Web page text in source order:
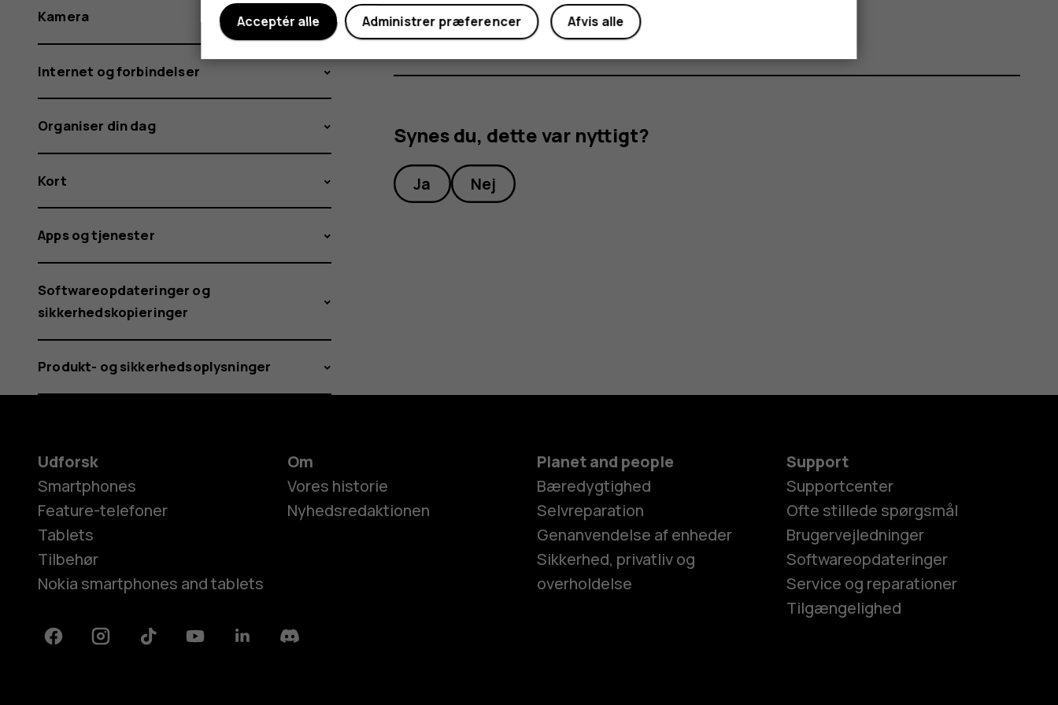
Synes du, dette var nyttigt?
Ja Nej
Kamera
Internet og forbindelser
Organiser din dag
Kort
Apps og tjenester
Softwareopdateringer og
sikkerhedskopieringer
Produkt- og sikkerhedsoplysninger
Udforsk
Smartphones
Feature-telefoner
Tablets
Tilbehør
Nokia smartphones and tablets
Om
Vores historie
Nyhedsredaktionen
Planet and people
Bæredygtighed
Selvreparation
Genanvendelse af enheder
Sikkerhed, privatliv og
overholdelse
Support
Supportcenter
Ofte stillede spørgsmål
Brugervejledninger
Softwareopdateringer
Service og reparationer
Tilgængelighed
FacebookInstagramTiktok YoutubeLinkedinDiscord
Afvis alle
Administrer præferencer
Acceptér alle